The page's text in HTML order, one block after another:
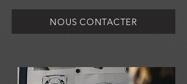
NOUS CONTACTER